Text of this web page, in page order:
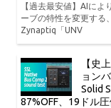
【過去最安値】AIに
ーブの特性を変更する
Zynaptiq「UNV
【史
ョン
Solid
87%OFF、19ドル